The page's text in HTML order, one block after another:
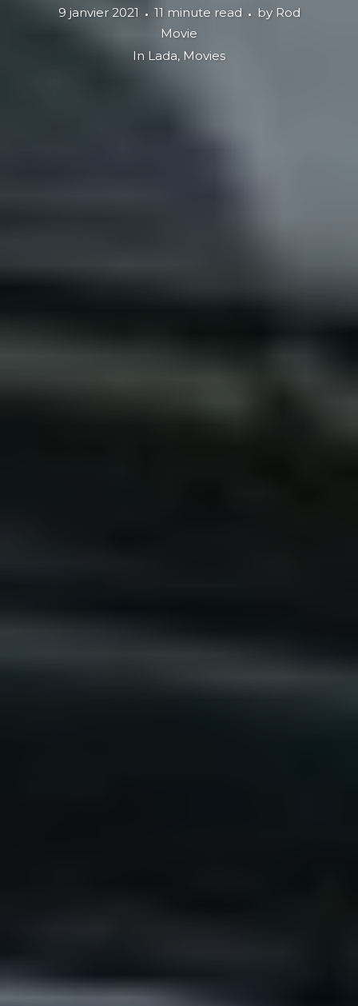
9 janvier 2021 11 minute read by Rod
Movie
In Lada, Movies